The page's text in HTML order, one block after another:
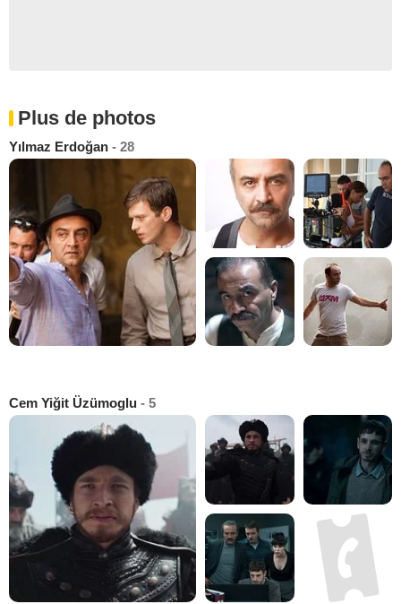
Plus de photos
Yılmaz Erdoğan - 28
Cem Yiğit Üzümoglu - 5